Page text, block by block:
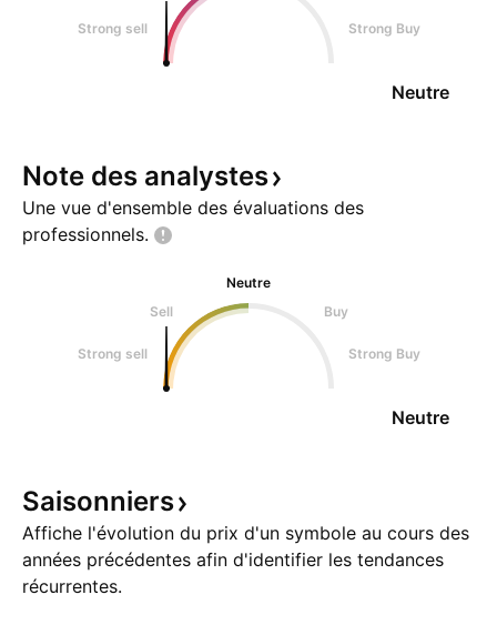
Strong sell Strong Buy
Neutre
Note des analystes
Une vue d'ensemble des évaluations des
professionnels.
Neutre
Sell
Buy
Strong sell Strong Buy
Neutre
Saisonniers
Affiche l'évolution du prix d'un symbole au cours des
années précédentes afin d'identifier les tendances
récurrentes.